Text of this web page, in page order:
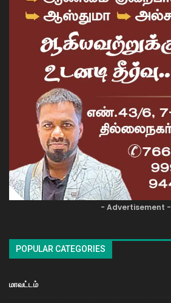
- Advertisement -
POPULAR CATEGORIES
மாவட்டம்